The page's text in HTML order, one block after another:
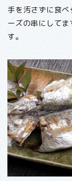
手を汚さずに食
ーズの串にして
す。